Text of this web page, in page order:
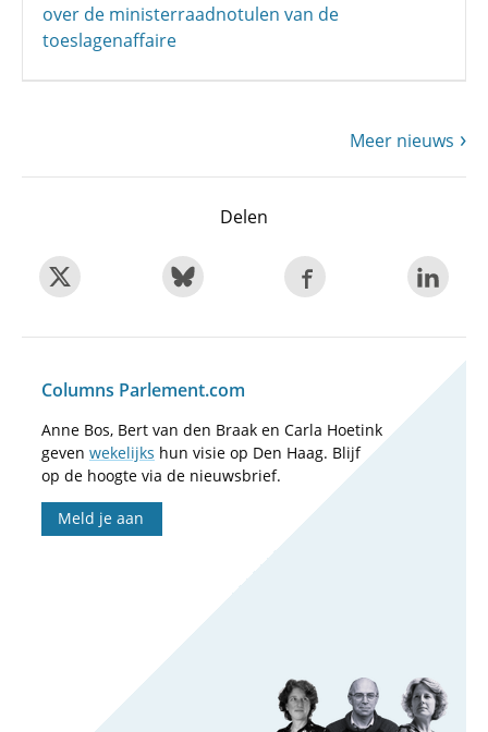
over de ministerraadnotulen van de
toeslagenaffaire
Meer nieuws
Delen
Columns Parlement.com
Anne Bos, Bert van den Braak en Carla Hoetink
geven wekelijks hun visie op Den Haag. Blijf
op de hoogte via de nieuwsbrief.
Meld je aan